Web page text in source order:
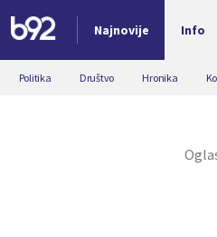
Najnovije Info
Nova vest
Politika Društvo Hronika